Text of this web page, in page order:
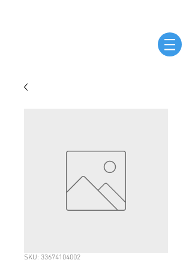
SKU: 33674104002